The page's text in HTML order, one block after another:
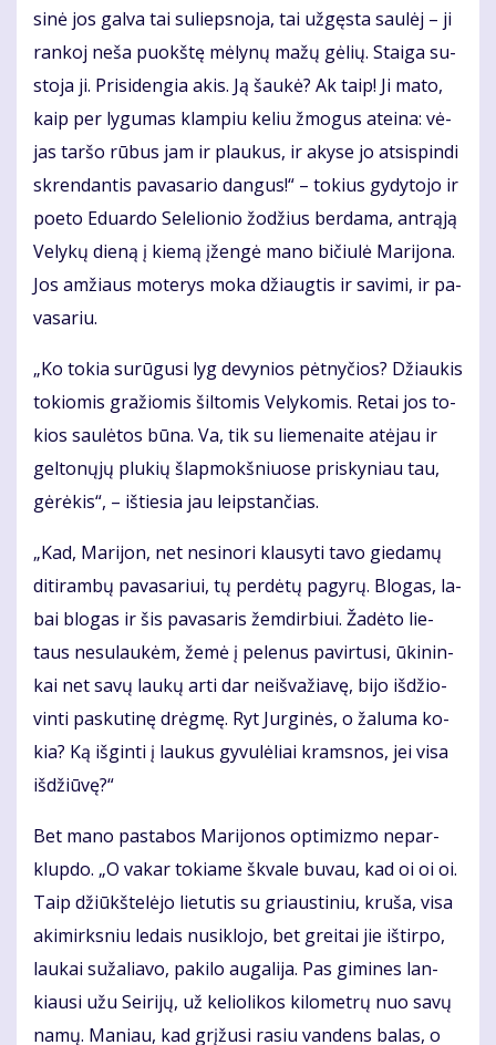
si­nė jos gal­va tai su­lieps­no­ja, tai už­gęs­ta sau­lėj – ji
ran­koj ne­ša puokš­tę mė­ly­nų ma­žų gė­lių. Stai­ga su­
sto­ja ji. Pri­si­den­gia akis. Ją šau­kė? Ak taip! Ji ma­to,
kaip per ly­gu­mas klam­piu ke­liu žmo­gus at­ei­na: vė­
jas tar­šo rū­bus jam ir plau­kus, ir aky­se jo at­si­spin­di
skren­dan­tis pa­va­sa­rio dan­gus!“ – to­kius gy­dy­to­jo ir
po­eto Edu­ar­do Se­le­lio­nio žo­džius ber­da­ma, ant­rą­ją
Ve­ly­kų die­ną į kie­mą įžen­gė ma­no bi­čiu­lė Ma­ri­jo­na.
Jos am­žiaus mo­te­rys mo­ka džiaug­tis ir sa­vi­mi, ir pa­
va­sa­riu.
„Ko to­kia su­rū­gu­si lyg de­vy­nios pėt­ny­čios? Džiau­kis
to­kio­mis gra­žio­mis šil­to­mis Ve­ly­ko­mis. Re­tai jos to­
kios sau­lė­tos bū­na. Va, tik su lie­me­nai­te at­ėjau ir
gel­to­nų­jų plu­kių šlap­mokš­niuo­se pri­sky­niau tau,
gė­rė­kis“, – iš­tie­sia jau leips­tan­čias.
„Kad, Ma­ri­jon, net ne­si­no­ri klau­sy­ti ta­vo gie­da­mų
di­ti­ram­bų pa­va­sa­riui, tų per­dė­tų pa­gy­rų. Blo­gas, la­
bai blo­gas ir šis pa­va­sa­ris žem­dir­biui. Ža­dė­to lie­
taus ne­su­lau­kėm, že­mė į pe­le­nus pa­vir­tu­si, ūki­nin­
kai net sa­vų lau­kų ar­ti dar ne­iš­va­žia­vę, bi­jo iš­džio­
vin­ti pas­ku­ti­nę drėg­mę. Ryt Jur­gi­nės, o ža­lu­ma ko­
kia? Ką iš­gin­ti į lau­kus gy­vu­lė­liai kram­snos, jei vi­sa
iš­džiū­vę?“
Bet ma­no pa­sta­bos Ma­ri­jo­nos op­ti­miz­mo ne­par­
klup­do. „O va­kar to­kia­me škva­le bu­vau, kad oi oi oi.
Taip džiūkš­te­lė­jo lie­tu­tis su griaus­ti­niu, kru­ša, vi­sa
aki­mirks­niu le­dais nu­si­klo­jo, bet grei­tai jie iš­tir­po,
lau­kai su­ža­lia­vo, pa­ki­lo au­ga­li­ja. Pas gi­mi­nes lan­
kiau­si užu Sei­ri­jų, už ke­lio­li­kos ki­lo­met­rų nuo sa­vų
na­mų. Ma­niau, kad grį­žu­si ra­siu van­dens ba­las, o